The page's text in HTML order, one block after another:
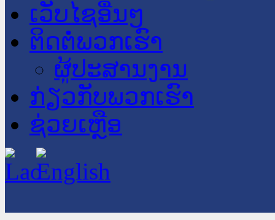
ເວັບໄຊອື່ນໆ
ຕິດຕໍ່ພວກເຮົາ
ຜູ້ປະສານງານ
ກ່ຽວກັບພວກເຮົາ
ຊ່ວຍເຫຼືອ